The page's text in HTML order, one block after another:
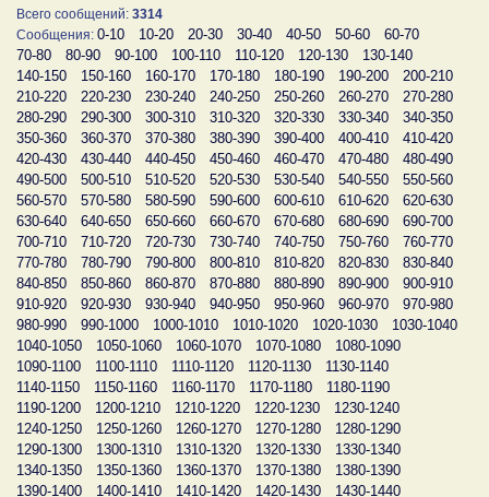
Всего сообщений: 3314
Сообщения: 0-10 10-20 20-30 30-40 40-50 50-60
60-70
70-80
80-90 90-100 100-110 110-120 120-130
130-140
140-150
150-160 160-170 170-180 180-190 190-200
200-210
210-220
220-230 230-240 240-250 250-260 260-270
270-280
280-290
290-300 300-310 310-320 320-330 330-340
340-350
350-360
360-370 370-380 380-390 390-400 400-410
410-420
420-430
430-440 440-450 450-460 460-470 470-480
480-490
490-500
500-510 510-520 520-530 530-540 540-550
550-560
560-570
570-580 580-590 590-600 600-610 610-620
620-630
630-640
640-650 650-660 660-670 670-680 680-690
690-700
700-710
710-720 720-730 730-740 740-750 750-760
760-770
770-780
780-790 790-800 800-810 810-820 820-830
830-840
840-850
850-860 860-870 870-880 880-890 890-900
900-910
910-920
920-930 930-940 940-950 950-960 960-970
970-980
980-990
990-1000 1000-1010 1010-1020 1020-1030
1030-1040
1040-1050
1050-1060 1060-1070 1070-1080
1080-1090
1090-1100
1100-1110 1110-1120 1120-1130
1130-1140
1140-1150
1150-1160 1160-1170 1170-1180
1180-1190
1190-1200
1200-1210 1210-1220 1220-1230
1230-1240
1240-1250
1250-1260 1260-1270 1270-1280
1280-1290
1290-1300
1300-1310 1310-1320 1320-1330
1330-1340
1340-1350
1350-1360 1360-1370 1370-1380
1380-1390
1390-1400
1400-1410 1410-1420 1420-1430
1430-1440